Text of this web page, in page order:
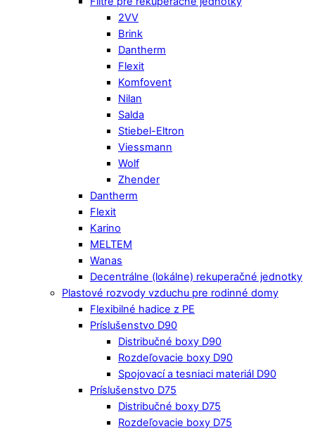
2VV
Brink
Dantherm
Flexit
Komfovent
Nilan
Salda
Stiebel-Eltron
Viessmann
Wolf
Zhender
Dantherm
Flexit
Karino
MELTEM
Wanas
Decentrálne (lokálne) rekuperačné jednotky
Plastové rozvody vzduchu pre rodinné domy
Flexibilné hadice z PE
Príslušenstvo D90
Distribučné boxy D90
Rozdeľovacie boxy D90
Spojovací a tesniaci materiál D90
Príslušenstvo D75
Distribučné boxy D75
Rozdeľovacie boxy D75